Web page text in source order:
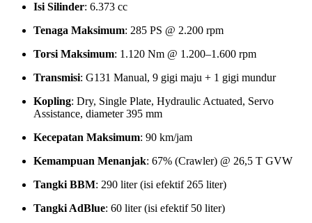
Isi Silinder: 6.373 cc
Tenaga Maksimum: 285 PS @ 2.200 rpm
Torsi Maksimum: 1.120 Nm @ 1.200–1.600 rpm
Transmisi: G131 Manual, 9 gigi maju + 1 gigi mundur
Kopling: Dry, Single Plate, Hydraulic Actuated, Servo
Assistance, diameter 395 mm
Kecepatan Maksimum: 90 km/jam
Kemampuan Menanjak: 67% (Crawler) @ 26,5 T GVW
Tangki BBM: 290 liter (isi efektif 265 liter)
Tangki AdBlue: 60 liter (isi efektif 50 liter)